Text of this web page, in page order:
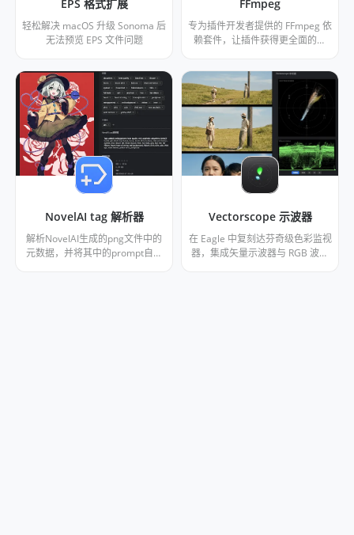
EPS 格式扩展
轻松解决 macOS 升级 Sonoma 后
无法预览 EPS 文件问题
FFmpeg
专为插件开发者提供的 FFmpeg 依
赖套件，让插件获得更全面的图
NovelAI tag 解析器
解析NovelAI生成的png文件中的
元数据，并将其中的prompt自动
Vectorscope 示波器
在 Eagle 中复刻达芬奇级色彩监视
器，集成矢量示波器与 RGB 波形